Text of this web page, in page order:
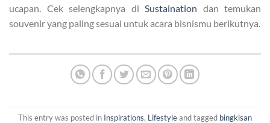
ucapan. Cek selengkapnya di Sustaination dan temukan
souvenir yang paling sesuai untuk acara bisnismu berikutnya.
This entry was posted in Inspirations, Lifestyleand tagged bingkisan